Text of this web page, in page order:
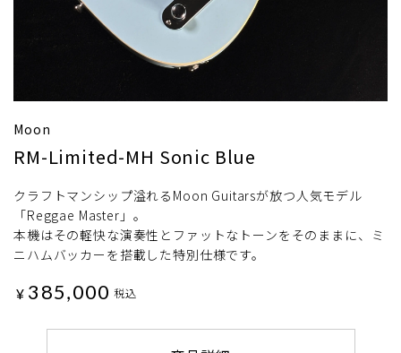
Moon
RM-Limited-MH Sonic Blue
クラフトマンシップ溢れるMoon Guitarsが放つ人気モデル
「Reggae Master」。
本機はその軽快な演奏性とファットなトーンをそのままに、ミ
ニハムバッカーを搭載した特別仕様です。
¥ 385,000 税込